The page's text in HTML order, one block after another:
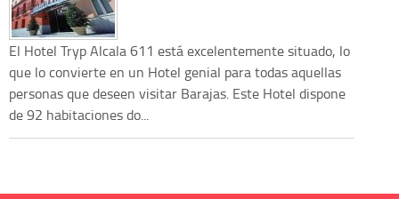
El Hotel Tryp Alcala 611 está excelentemente situado, lo
que lo convierte en un Hotel genial para todas aquellas
personas que deseen visitar Barajas. Este Hotel dispone
de 92 habitaciones do...